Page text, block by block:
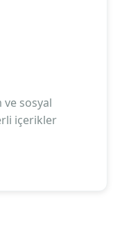
ve sosyal
içerikler